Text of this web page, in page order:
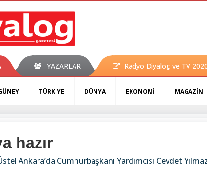
YAZARLAR Radyo Diyalog ve TV 2020
TÜRKİYE DÜNYA EKONOMİ MAGAZİN
hazır
Ankara’da Cumhurbaşkanı Yardımcısı Cevdet